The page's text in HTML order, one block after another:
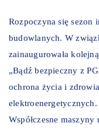
Rozpoczyna się sezon
budowlanych. W
zainaugurowała
„Bądź bezpieczny z
ochrona życia i
Współczesne